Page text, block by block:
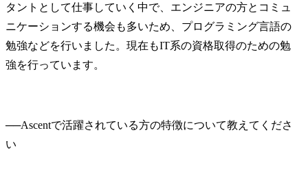
タントとして仕事していく中で、エンジニアの方とコミュ
ニケーションする機会も多いため、プログラミング言語の
勉強などを行いました。現在もIT系の資格取得のための勉
強を行っています。
──Ascentで活躍されている方の特徴について教えてくださ